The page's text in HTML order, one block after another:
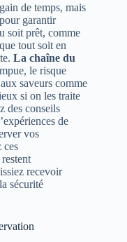
de temps, mais
garantir
soit prêt, comme
tout soit en
La chaîne du
le risque
saveurs comme
si on les traite
des conseils
de
vos
ces
recevoir
sécurité